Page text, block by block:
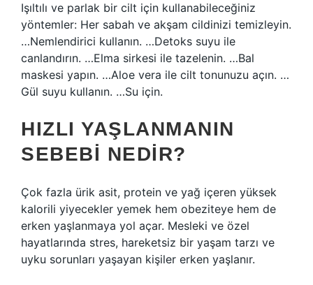
Işıltılı ve parlak bir cilt için kullanabileceğiniz
yöntemler: Her sabah ve akşam cildinizi temizleyin.
…Nemlendirici kullanın. …Detoks suyu ile
canlandırın. …Elma sirkesi ile tazelenin. …Bal
maskesi yapın. …Aloe vera ile cilt tonunuzu açın. …
Gül suyu kullanın. …Su için.
HIZLI YAŞLANMANIN
SEBEBI NEDIR?
Çok fazla ürik asit, protein ve yağ içeren yüksek
kalorili yiyecekler yemek hem obeziteye hem de
erken yaşlanmaya yol açar. Mesleki ve özel
hayatlarında stres, hareketsiz bir yaşam tarzı ve
uyku sorunları yaşayan kişiler erken yaşlanır.